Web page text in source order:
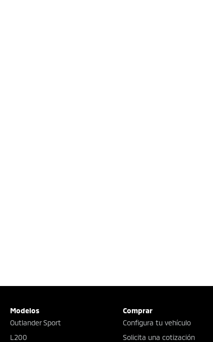
Modelos
Outlander Sport
L200
Comprar
Configura tu vehículo
Solicita una cotización